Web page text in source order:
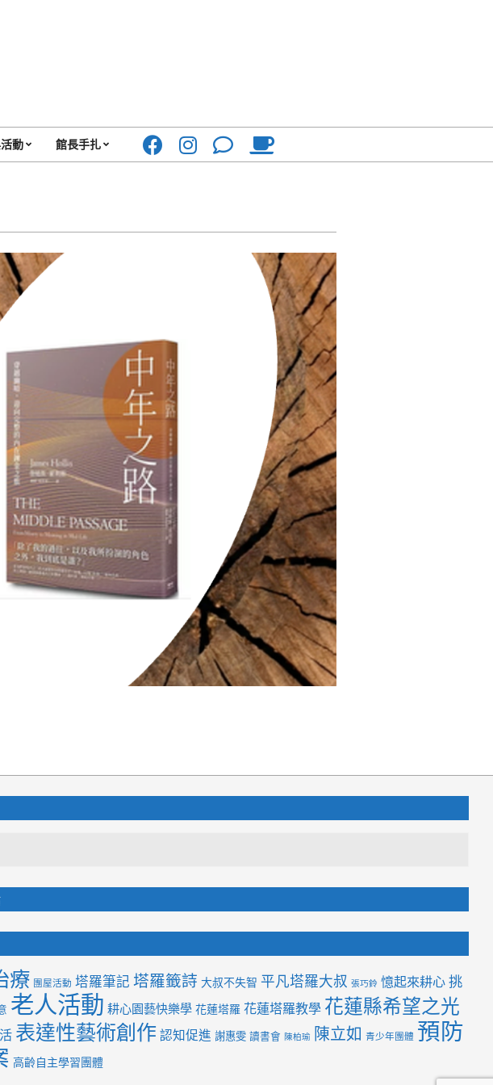
動 館長手扎
療 團屋活動 塔羅筆記 塔羅籤詩 大叔不失智 平凡塔羅大叔 張巧鈴 憶起來耕心挑
老人活動 耕心園藝快樂學 花蓮塔羅 花蓮塔羅教學 花蓮縣希望之光
表達性藝術創作 認知促進 謝惠雯 讀書會 陳柏瑜 陳立如 青少年團體 預防
高齡自主學習團體